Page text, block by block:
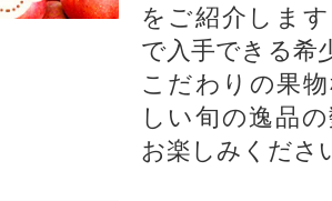
をご紹介しま
で入手できる希
こだわりの果
しい旬の逸品
お楽しみくださ